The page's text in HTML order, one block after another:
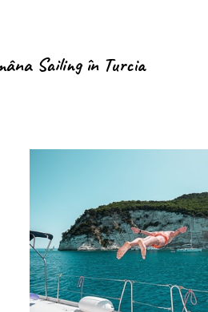
Sailing în Turcia